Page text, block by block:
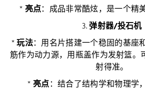
* 亮点：成品非常酷炫，是一个精
3.弹射器/投石机
*玩法：用名片搭建一个稳固的基座
筋作为动力源，用瓶盖作为发射篮。
射得准。
* 亮点：结合了结构学和物理学